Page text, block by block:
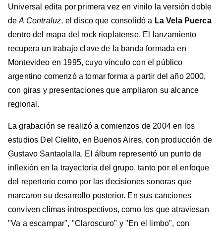
Universal edita por primera vez en vinilo la versión doble
deA Contraluz, el disco que consolidó a La Vela Puerca
dentro del mapa del rock rioplatense. El lanzamiento
recupera un trabajo clave de la banda formada en
Montevideo en 1995, cuyo vínculo con el público
argentino comenzó a tomar forma a partir del año 2000,
con giras y presentaciones que ampliaron su alcance
regional.
La grabación se realizó a comienzos de 2004 en los
estudios Del Cielito, en Buenos Aires, con producción de
Gustavo Santaolalla. El álbum representó un punto de
inflexión en la trayectoria del grupo, tanto por el enfoque
del repertorio como por las decisiones sonoras que
marcaron su desarrollo posterior. En sus canciones
conviven climas introspectivos, como los que atraviesan
"Va a escampar", "Claroscuro" y "En el limbo", con